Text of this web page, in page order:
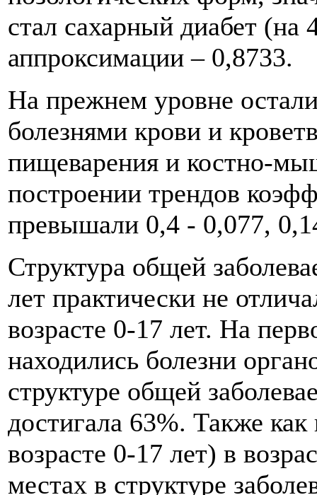
стал сахарный диабет
аппроксимации – 0,8733.
На прежнем уровне
болезнями крови и
пищеварения и костно-
построении трендов
превышали 0,4 - 0,077,
Структура общей
лет практически не
возрасте 0-17 лет. На
находились болезни
структуре общей
достигала 63%. Также
возрасте 0-17 лет) в
местах в структуре